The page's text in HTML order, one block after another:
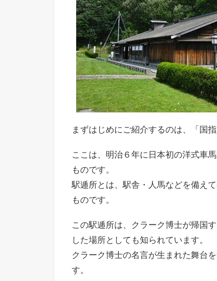
まずはじめにご紹介するのは、「国
ここは、明治６年に日本初の洋式車
ものです。
駅逓所とは、駅舎・人馬などを備え
ものです。
この駅逓所は、クラーク博士が帰国
した場所としても知られています。
クラーク博士の名言が生まれた舞台
す。